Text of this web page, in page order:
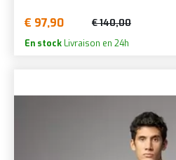
€ 97,90 € 140,00
En stock Livraison en 24h